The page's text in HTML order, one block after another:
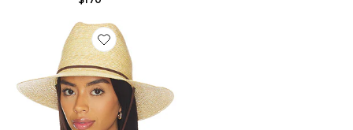
Favorite CHAPEAU FEDORA WILLOW SURFER